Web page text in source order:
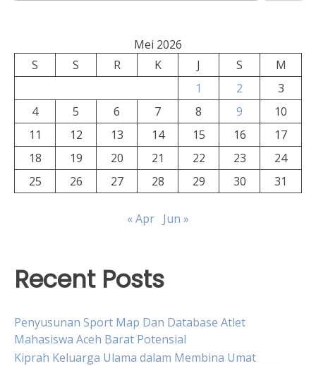
Mei 2026
S
S R K J S
M
1
2
3
4
5 6 7 8 9
10
11
12 13 14 15 16
17
18
19 20 21 22 23
24
25
26 27 28 29 30 31
« Apr Jun »
Recent Posts
Penyusunan Sport Map Dan Database Atlet
Mahasiswa Aceh Barat Potensial
Kiprah Keluarga Ulama dalam Membina Umat